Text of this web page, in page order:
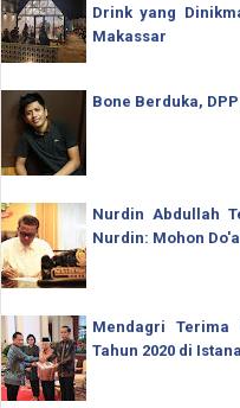
Drink yang
Makassar
Bone Berduka,
Nurdin Abdullah
Nurdin: Mohon
Mendagri Terima
Tahun 2020 di